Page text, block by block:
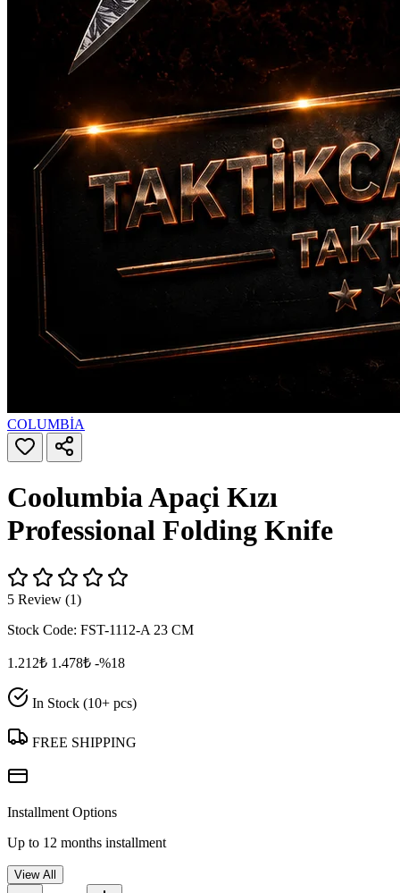
COLUMBİA
Coolumbia Apaçi Kızı
Professional Folding Knife
5 Review (1)
Stock Code: FST-1112-A 23 CM
1.212₺ 1.478₺ -%18
In Stock (10+ pcs)
FREE SHIPPING
Installment Options
Up to 12 months installment
View All